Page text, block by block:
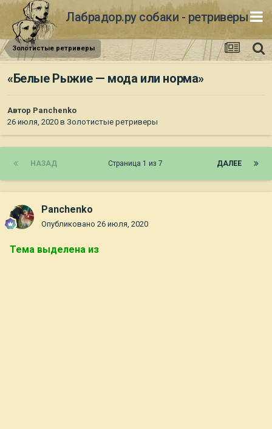
Лабрадор.ру собаки - ретриверы
Золотистые ретриверы
«Белые Рыжие — мода или норма»
Автор Panchenko
26 июля, 2020 в Золотистые ретриверы
НАЗАД ДАЛЕЕ
Страница 1 из 7
Panchenko
Опубликовано 26 июля, 2020
Тема выделена из